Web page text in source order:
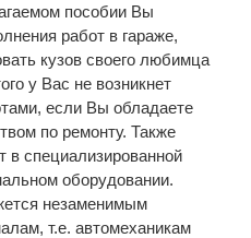
пособии Вы
работ в гараже,
кузов своего любимца
у Вас не возникнет
если Вы обладаете
по ремонту. Также
в специализированной
оборудовании.
незаменимым
т.е. автомеханикам